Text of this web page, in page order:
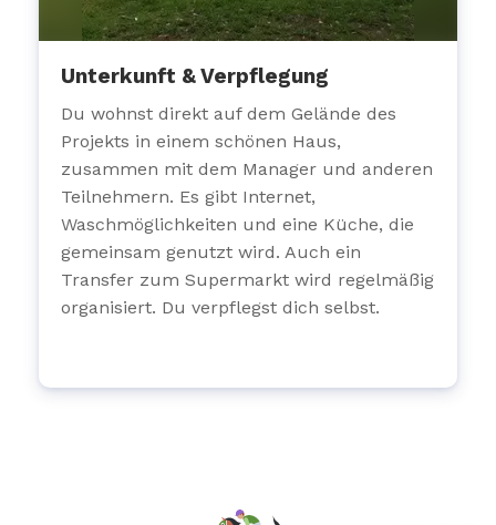
Unterkunft & Verpflegung
Du wohnst direkt auf dem Gelände des
Projekts in einem schönen Haus,
zusammen mit dem Manager und anderen
Teilnehmern. Es gibt Internet,
Waschmöglichkeiten und eine Küche, die
gemeinsam genutzt wird. Auch ein
Transfer zum Supermarkt wird regelmäßig
organisiert. Du verpflegst dich selbst.